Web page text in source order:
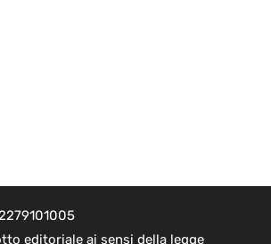
editoriale ai sensi della legge